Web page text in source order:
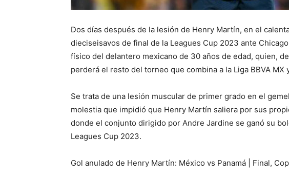
Dos días después de la lesión de Henry Martín, en el
dieciseisavos de final de la Leagues Cup 2023 ante
físico del delantero mexicano de 30 años de edad, quien,
perderá el resto del torneo que combina a la Liga BBVA MX
Se trata de una lesión muscular de primer grado en el
molestia que impidió que Henry Martín saliera por sus
donde el conjunto dirigido por Andre Jardine se ganó su
Leagues Cup 2023.
Gol anulado de Henry Martín: México vs Panamá | Final,